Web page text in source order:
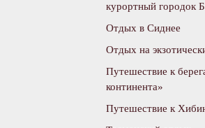
курортный городок
Отдых в Сиднее
Отдых на
Путешествие к
континента»
Путешествие к